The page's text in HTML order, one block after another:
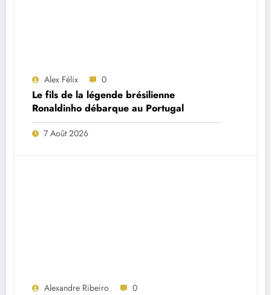
Alex Félix 0
Le fils de la légende brésilienne
Ronaldinho débarque au Portugal
7 Août 2026
Alexandre Ribeiro 0